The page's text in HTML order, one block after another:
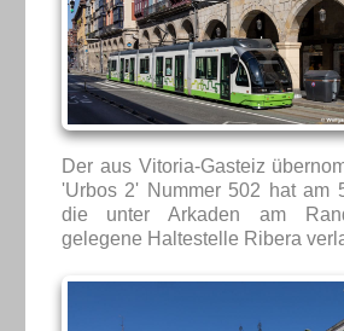
Der aus Vitoria-Gasteiz
'Urbos 2' Nummer 502 hat am
die unter Arkaden am
gelegene Haltestelle Ribera